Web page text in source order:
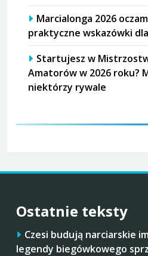
Marcialonga 2026
praktyczne wskazówki
Startujesz w
Amatorów w 2026 roku?
niektórzy rywale
Ostatnie teksty
Czesi budują narciarskie
legendy biegówkowego